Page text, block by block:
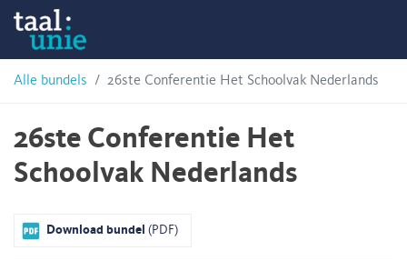
Skip
content
Alle bundels 26ste Conferentie Het Schoolvak Nederlands
26ste Conferentie Het
Schoolvak Nederlands
Download bundel (PDF)